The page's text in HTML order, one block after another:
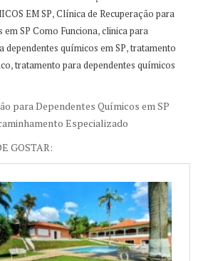
EM SP,Clínica de Recuperação para
SP Como Funciona,clinica para
dependentes químicos em SP,tratamento
,tratamento para dependentes químicos
para Dependentes Químicos em SP
Especializado
GOSTAR: